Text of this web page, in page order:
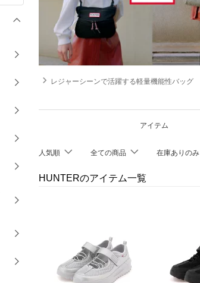
navigate_next レジャーシーンで活躍する軽量機能性バッグ
アイテム
人気順 全ての商品 在庫ありのみ
HUNTERのアイテム一覧